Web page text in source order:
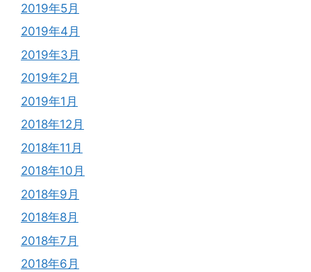
2019年5月
2019年4月
2019年3月
2019年2月
2019年1月
2018年12月
2018年11月
2018年10月
2018年9月
2018年8月
2018年7月
2018年6月